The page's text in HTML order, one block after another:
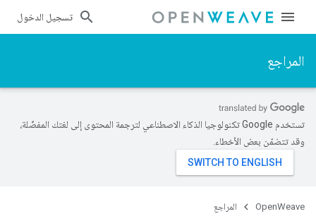
تسجيل الدخول
المراجع
تستخدم Google تكنولوجيا الذكاء الاصطناعي لترجمة المحتوى إلى لغتك المفضّلة،
وقد تتضمّن بعض الأخطاء.
OpenWeave المراجع